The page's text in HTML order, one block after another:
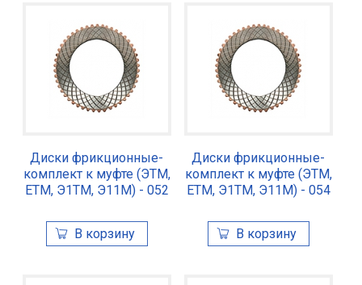
Диски фрикционные-
комплект к муфте (ЭТМ,
ЕТМ, Э1ТМ, Э11М) - 052
Диски фрикционные-
комплект к муфте (ЭТМ,
ЕТМ, Э1ТМ, Э11М) - 054